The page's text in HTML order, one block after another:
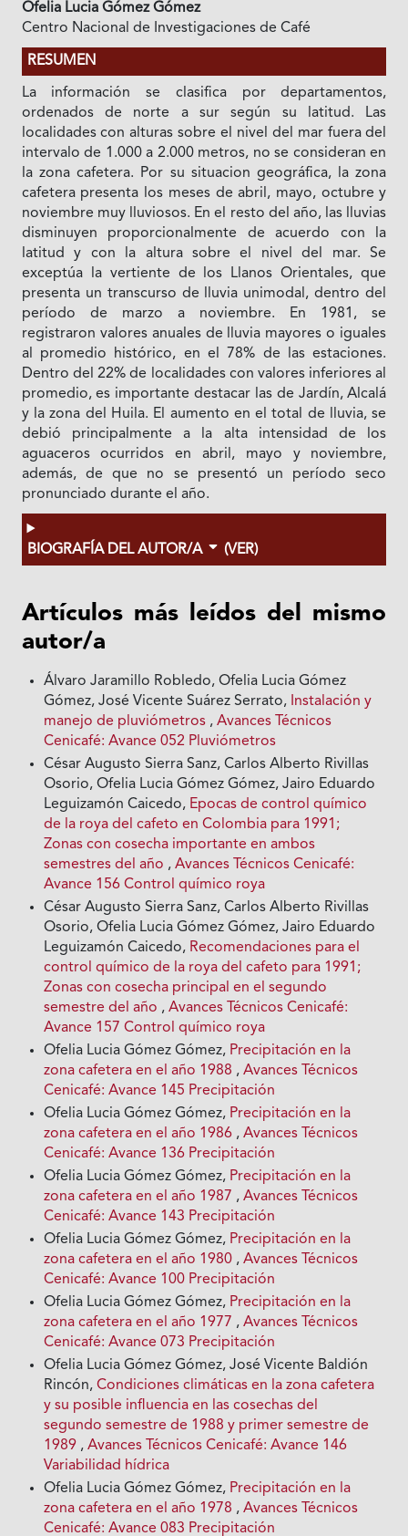
Ofelia Lucia Gómez Gómez
Centro Nacional de Investigaciones de Café
RESUMEN
La información se clasifica por departamentos,
ordenados de norte a sur según su latitud. Las
localidades con alturas sobre el nivel del mar fuera del
intervalo de 1.000 a 2.000 metros, no se consideran en
la zona cafetera. Por su situacion geográfica, la zona
cafetera presenta los meses de abril, mayo, octubre y
noviembre muy lluviosos. En el resto del año, las lluvias
disminuyen proporcionalmente de acuerdo con la
latitud y con la altura sobre el nivel del mar. Se
exceptúa la vertiente de los Llanos Orientales, que
presenta un transcurso de lluvia unimodal, dentro del
período de marzo a noviembre. En 1981, se
registraron valores anuales de lluvia mayores o iguales
al promedio histórico, en el 78% de las estaciones.
Dentro del 22% de localidades con valores inferiores al
promedio, es importante destacar las de Jardín, Alcalá
y la zona del Huila. El aumento en el total de lluvia, se
debió principalmente a la alta intensidad de los
aguaceros ocurridos en abril, mayo y noviembre,
además, de que no se presentó un período seco
pronunciado durante el año.
BIOGRAFÍA DEL AUTOR/A (VER)
Artículos más leídos del mismo
autor/a
Álvaro Jaramillo Robledo, Ofelia Lucia Gómez
Gómez, José Vicente Suárez Serrato, Instalación y
manejo de pluviómetros ,Avances Técnicos
Cenicafé: Avance 052 Pluviómetros
César Augusto Sierra Sanz, Carlos Alberto Rivillas
Osorio, Ofelia Lucia Gómez Gómez, Jairo Eduardo
Leguizamón Caicedo, Epocas de control químico
de la roya del cafeto en Colombia para 1991;
Zonas con cosecha importante en ambos
semestres del año ,Avances Técnicos Cenicafé:
Avance 156 Control químico roya
César Augusto Sierra Sanz, Carlos Alberto Rivillas
Osorio, Ofelia Lucia Gómez Gómez, Jairo Eduardo
Leguizamón Caicedo, Recomendaciones para el
control químico de la roya del cafeto para 1991;
Zonas con cosecha principal en el segundo
semestre del año ,Avances Técnicos Cenicafé:
Avance 157 Control químico roya
Ofelia Lucia Gómez Gómez, Precipitación en la
zona cafetera en el año 1988 ,Avances Técnicos
Cenicafé: Avance 145 Precipitación
Ofelia Lucia Gómez Gómez, Precipitación en la
zona cafetera en el año 1986 ,Avances Técnicos
Cenicafé: Avance 136 Precipitación
Ofelia Lucia Gómez Gómez, Precipitación en la
zona cafetera en el año 1987 ,Avances Técnicos
Cenicafé: Avance 143 Precipitación
Ofelia Lucia Gómez Gómez, Precipitación en la
zona cafetera en el año 1980 ,Avances Técnicos
Cenicafé: Avance 100 Precipitación
Ofelia Lucia Gómez Gómez, Precipitación en la
zona cafetera en el año 1977 ,Avances Técnicos
Cenicafé: Avance 073 Precipitación
Ofelia Lucia Gómez Gómez, José Vicente Baldión
Rincón,Condiciones climáticas en la zona cafetera
y su posible influencia en las cosechas del
segundo semestre de 1988 y primer semestre de
1989 ,Avances Técnicos Cenicafé: Avance 146
Variabilidad hídrica
Ofelia Lucia Gómez Gómez, Precipitación en la
zona cafetera en el año 1978 ,Avances Técnicos
Cenicafé: Avance 083 Precipitación